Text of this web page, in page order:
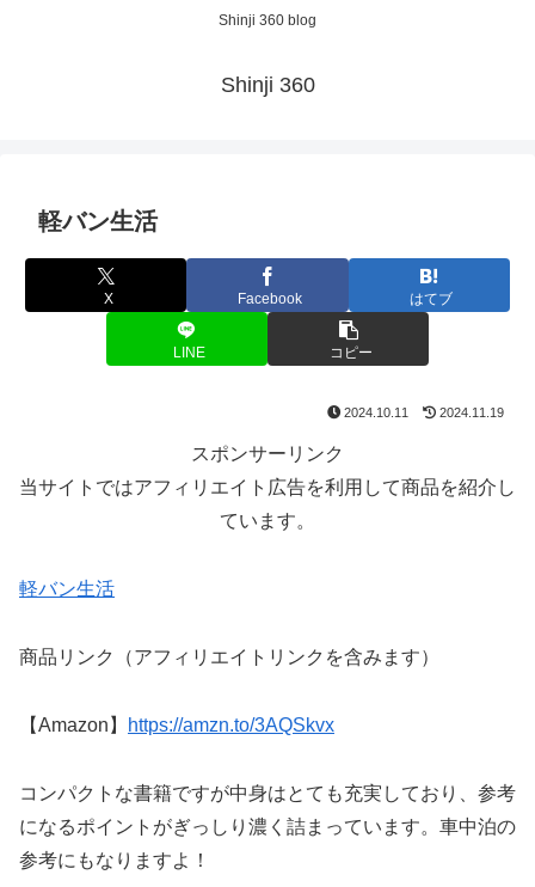
Shinji 360 blog
Shinji 360
軽バン生活
X Facebook はてブ
LINE コピー
2024.10.11 2024.11.19
スポンサーリンク
当サイトではアフィリエイト広告を利用して商品を紹介し
ています。
軽バン生活
商品リンク（アフィリエイトリンクを含みます）
【Amazon】 https://amzn.to/3AQSkvx
コンパクトな書籍ですが中身はとても充実しており、参考
になるポイントがぎっしり濃く詰まっています。車中泊の
参考にもなりますよ！